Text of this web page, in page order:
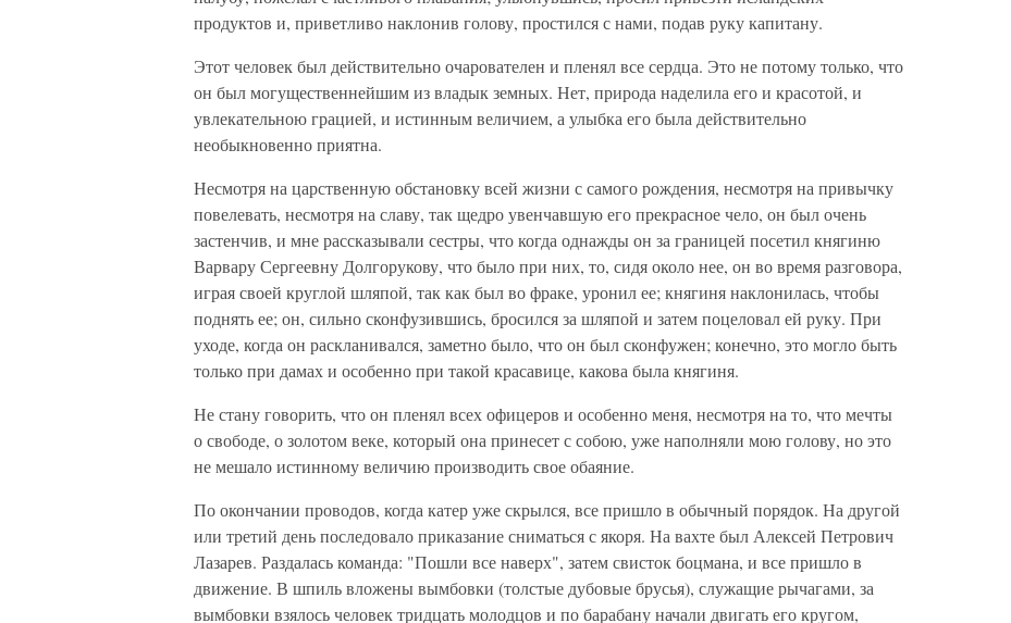
продуктов и, приветливо наклонив голову, простился с нами, подав руку капитану.
Этот человек был действительно очарователен и пленял все сердца. Это не потому только, что
он был могущественнейшим из владык земных. Нет, природа наделила его и красотой, и
увлекательною грацией, и истинным величием, а улыбка его была действительно
необыкновенно приятна.
Несмотря на царственную обстановку всей жизни с самого рождения, несмотря на привычку
повелевать, несмотря на славу, так щедро увенчавшую его прекрасное чело, он был очень
застенчив, и мне рассказывали сестры, что когда однажды он за границей посетил княгиню
Варвару Сергеевну Долгорукову, что было при них, то, сидя около нее, он во время разговора,
играя своей круглой шляпой, так как был во фраке, уронил ее; княгиня наклонилась, чтобы
поднять ее; он, сильно сконфузившись, бросился за шляпой и затем поцеловал ей руку. При
уходе, когда он раскланивался, заметно было, что он был сконфужен; конечно, это могло быть
только при дамах и особенно при такой красавице, какова была княгиня.
Не стану говорить, что он пленял всех офицеров и особенно меня, несмотря на то, что мечты
о свободе, о золотом веке, который она принесет с собою, уже наполняли мою голову, но это
не мешало истинному величию производить свое обаяние.
По окончании проводов, когда катер уже скрылся, все пришло в обычный порядок. На другой
или третий день последовало приказание сниматься с якоря. На вахте был Алексей Петрович
Лазарев. Раздалась команда: "Пошли все наверх", затем свисток боцмана, и все пришло в
движение. В шпиль вложены вымбовки (толстые дубовые брусья), служащие рычагами, за
вымбовки взялось человек тридцать молодцов и по барабану начали двигать его кругом,